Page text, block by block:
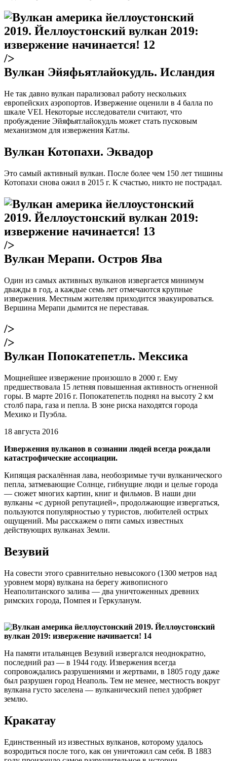
/>
Вулкан Эйяфьятлайокудль. Исландия
Не так давно вулкан парализовал работу нескольких
европейских аэропортов. Извержение оценили в 4 балла по
шкале VEI. Некоторые исследователи считают, что
пробуждение Эйяфьятлайокудль может стать пусковым
механизмом для извержения Катлы.
Вулкан Котопахи. Эквадор
Это самый активный вулкан. После более чем 150 лет тишины
Котопахи снова ожил в 2015 г. К счастью, никто не пострадал.
/>
Вулкан Мерапи. Остров Ява
Один из самых активных вулканов извергается минимум
дважды в год, а каждые семь лет отмечаются крупные
извержения. Местным жителям приходится эвакуироваться.
Вершина Мерапи дымится не переставая.
/>
/>
Вулкан Попокатепетль. Мексика
Мощнейшее извержение произошло в 2000 г. Ему
предшествовала 15 летняя повышенная активность огненной
горы. В марте 2016 г. Попокатепетль поднял на высоту 2 км
столб пара, газа и пепла. В зоне риска находятся города
Мехико и Пуэбла.
18 августа 2016
Извержения вулканов в сознании людей всегда рождали
катастрофические ассоциации.
Кипящая раскалённая лава, необозримые тучи вулканического
пепла, затмевающие Солнце, гибнущие люди и целые города
— сюжет многих картин, книг и фильмов. В наши дни
вулканы «с дурной репутацией», продолжающие извергаться,
пользуются популярностью у туристов, любителей острых
ощущений. Мы расскажем о пяти самых известных
действующих вулканах Земли.
Везувий
На совести этого сравнительно невысокого (1300 метров над
уровнем моря) вулкана на берегу живописного
Неаполитанского залива — два уничтоженных древних
римских города, Помпея и Геркуланум.
На памяти итальянцев Везувий извергался неоднократно,
последний раз — в 1944 году. Извержения всегда
сопровождались разрушениями и жертвами, в 1805 году даже
был разрушен город Неаполь. Тем не менее, местность вокруг
вулкана густо заселена — вулканический пепел удобряет
землю.
Кракатау
Единственный из известных вулканов, которому удалось
возродиться после того, как он уничтожил сам себя. В 1883